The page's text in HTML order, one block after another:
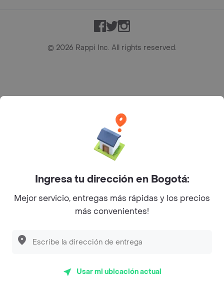
Facebook
TwitterInstagram
© 2026 Rappi Inc. All rights reserved.
Bogotá D.C. --- notificacionesrappi@rappi.com
Ingresa tu dirección en Bogotá:
Mejor servicio, entregas más rápidas y los precios
más convenientes!
Usar mi ubicación actual